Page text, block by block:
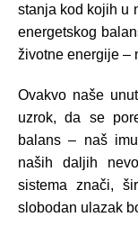
stanja kod kojih u
energetskog
životne energije –
Ovakvo naše
uzrok, da se
balans – naš
naših daljih
sistema znači,
slobodan ulazak